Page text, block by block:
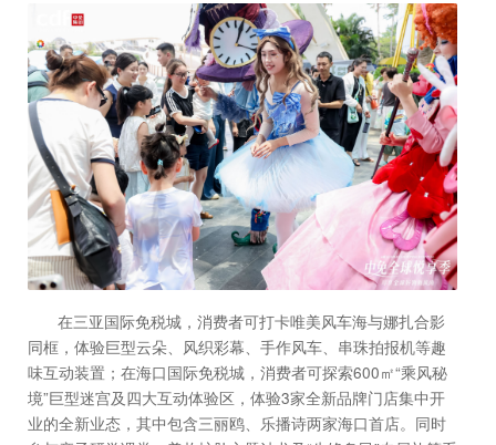
在三亚国际免税城，消费者可打卡唯美风车海与娜扎合影
同框，体验巨型云朵、风织彩幕、手作风车、串珠拍报机等趣
味互动装置；在海口国际免税城，消费者可探索600㎡“乘风秘
境”巨型迷宫及四大互动体验区，体验3家全新品牌门店集中开
业的全新业态，其中包含三丽鸥、乐播诗两家海口首店。同时